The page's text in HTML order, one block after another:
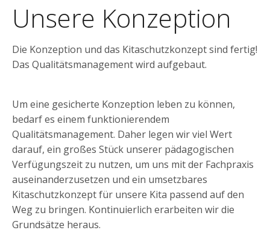
Unsere Konzeption
Die Konzeption und das Kitaschutzkonzept sind fertig!
Das Qualitätsmanagement wird aufgebaut.
Um eine gesicherte Konzeption leben zu können,
bedarf es einem funktionierendem
Qualitätsmanagement. Daher legen wir viel Wert
darauf, ein großes Stück unserer pädagogischen
Verfügungszeit zu nutzen, um uns mit der Fachpraxis
auseinanderzusetzen und ein umsetzbares
Kitaschutzkonzept für unsere Kita passend auf den
Weg zu bringen. Kontinuierlich erarbeiten wir die
Grundsätze heraus.